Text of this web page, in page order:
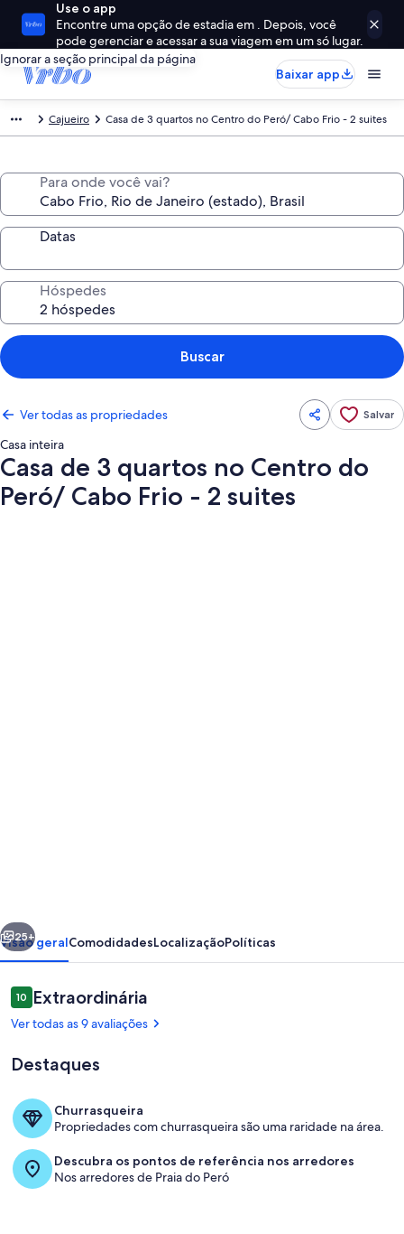
Use o app
Encontre uma opção de estadia em . Depois, você
pode gerenciar e acessar a sua viagem em um só lugar.
Ignorar a seção principal da página
Baixar app
Cajueiro Casa de 3 quartos no Centro do Peró/ Cabo Frio - 2 suites
Para onde você vai?
Datas
Hóspedes
Buscar
Ver todas as propriedades Salvar
Casa inteira
Casa de 3 quartos no Centro do
Peró/ Cabo Frio - 2 suites
no
Centro
do
Peró/
Frio
suites
Área da propriedade
Próximo
25+
Visão geralComodidadesLocalizaçãoPolíticas
Avaliações
1010 de 10
Extraordinária
Ver todas as 9 avaliações
Destaques
Churrasqueira
Propriedades com churrasqueira são uma raridade na área.
Descubra os pontos de referência nos arredores
Nos arredores de Praia do Peró